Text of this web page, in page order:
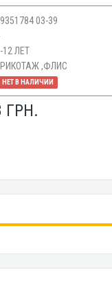
03-39
12 ЛЕТ
,ФЛИС
НЕТ В НАЛИЧИИ
ГРН.